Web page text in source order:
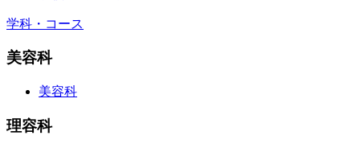
学科・コース
美容科
美容科
理容科